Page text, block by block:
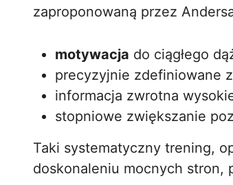
zaproponowaną przez
motywacja do ciągłego
precyzyjnie zdefiniowane
informacja zwrotna
stopniowe zwiększanie
Taki systematyczny trening,
doskonaleniu mocnych stron,